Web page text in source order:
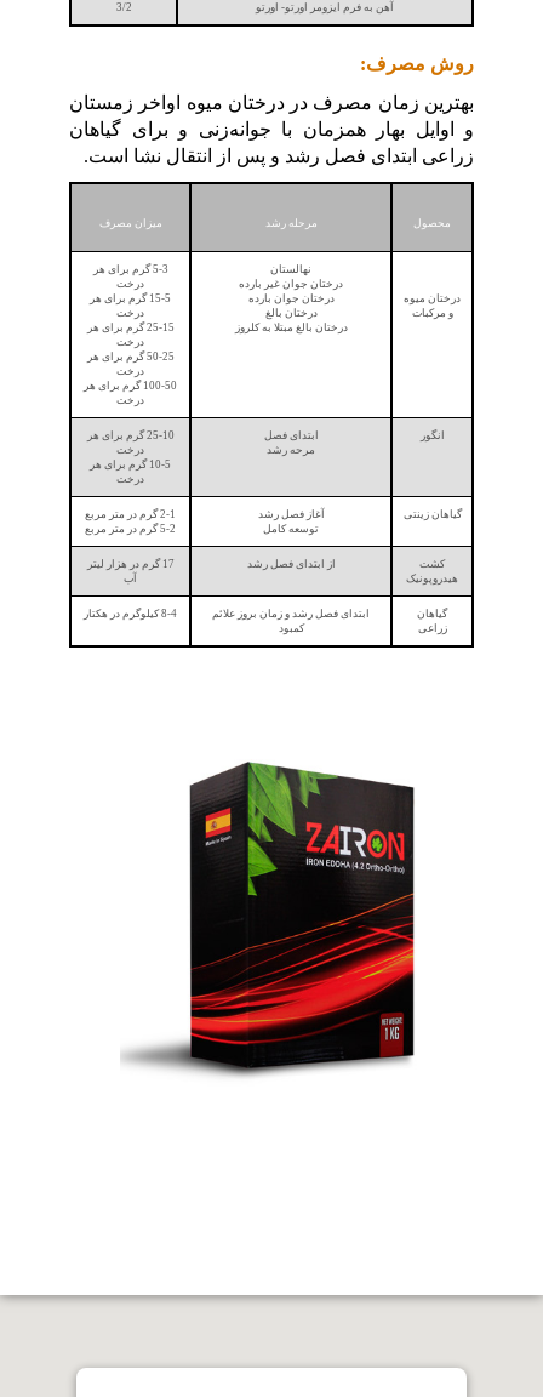
آهن به فرم ایزومر اورتو- اورتو 3/2
روش مصرف:
بهترین زمان مصرف در درختان میوه اواخر زمستان
و اوایل بهار همزمان با جوانه‌زنی و برای گیاهان
زراعی ابتدای فصل رشد و پس از انتقال نشا است.
محصول مرحله رشد میزان مصرف
درختان میوه
و مرکبات
نهالستان
درختان جوان غیر بارده
درختان جوان بارده
درختان بالغ
درختان بالغ مبتلا به کلروز
5-3 گرم برای هر
درخت
15-5 گرم برای هر
درخت
25-15 گرم برای هر
درخت
50-25 گرم برای هر
درخت
100-50 گرم برای هر
درخت
انگور
ابتدای فصل
مرحه رشد
25-10 گرم برای هر
درخت
10-5 گرم برای هر
درخت
گیاهان زینتی
آغاز فصل رشد
توسعه کامل
2-1 گرم در متر مربع
5-2 گرم در متر مربع
کشت
هیدروپونیک
از ابتدای فصل رشد
17 گرم در هزار لیتر
آب
گیاهان
زراعی
ابتدای فصل رشد و زمان بروز علائم
کمبود
8-4 کیلوگرم در هکتار